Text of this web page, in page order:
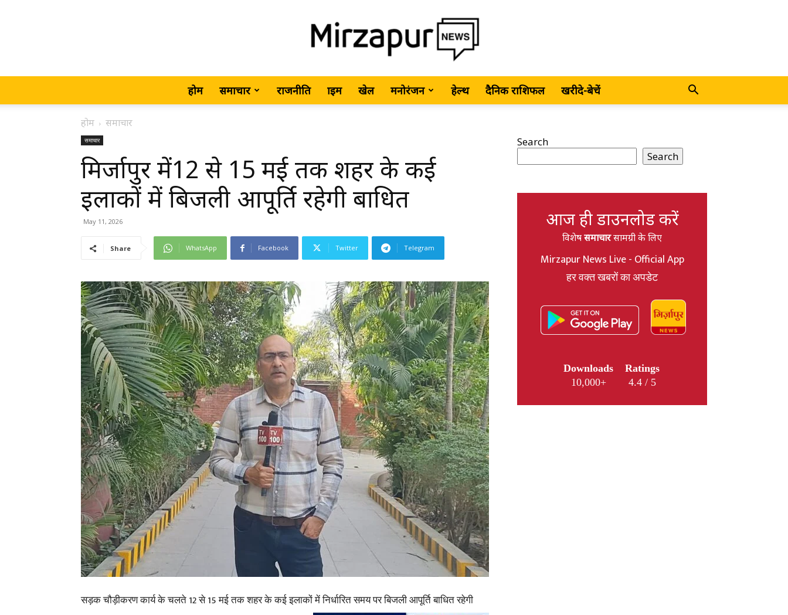
MirzapurNews.com
•
Hindi
News,
Latest
News
होम समाचार राजनीति क्राइम खेल मनोरंजन हेल्थ दैनिक राशिफल खरीदे-बेचें
होम समाचार
समाचार
मिर्जापुर में12 से 15 मई तक शहर के कई
इलाकों में बिजली आपूर्ति रहेगी बाधित
May 11, 2026
Share WhatsApp Facebook Twitter Telegram
सड़क चौड़ीकरण कार्य के चलते 12 से 15 मई तक शहर के कई इलाकों में निर्धारित समय पर बिजली आपूर्ति बाधित रहेगी
Search
Search
आज ही डाउनलोड करें
विशेषसमाचारसामग्री के लिए
Mirzapur News Live - Official App
हर वक्त खबरों का अपडेट
Downloads
10,000+
Ratings
4.4 / 5